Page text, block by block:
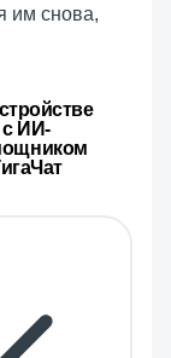
им снова,
с ИИ-